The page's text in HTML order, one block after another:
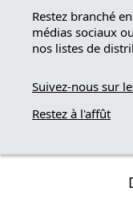
Restez branché
médias sociaux
nos listes de
Suivez-nous sur
Restez à l'affût